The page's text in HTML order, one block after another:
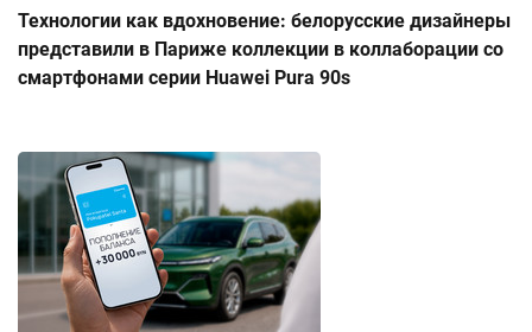
Технологии как вдохновение: белорусские дизайнеры
представили в Париже коллекции в коллаборации со
смартфонами серии Huawei Pura 90s